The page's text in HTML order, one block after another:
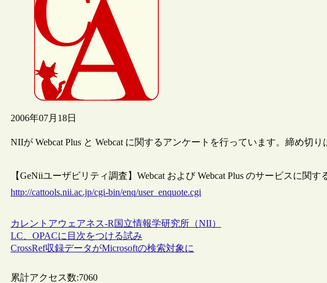
2006年07月18日
NIIが Webcat Plus と Webcat に関するアンケートを行っています。締め切り
【GeNiiユーザビリティ調査】Webcat および Webcat Plus のサービスに関
http://cattools.nii.ac.jp/cgi-bin/enq/user_enquote.cgi
カレントアウェアネス-R 国立情報学研究所（NII）
LC、OPACに目次をつける試み
CrossRef収録データがMicrosoftの検索対象に
累計アクセス数:7060